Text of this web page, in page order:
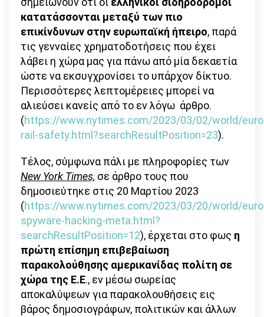
κατατάσσονται μεταξύ των πιο
επικίνδυνων στην ευρωπαϊκή ήπειρο, παρά
τις γενναίες χρηματοδοτήσεις που έχει
λάβει η χώρα μας για πάνω από μία δεκαετία
ώστε να εκσυγχρονίσει το υπάρχον δίκτυο.
Περισσότερες λεπτομέρειες μπορεί να
αλιεύσει κανείς από το εν λόγω άρθρο.
(https://www.nytimes.com/2023/03/02/world/
rail-safety.html?searchResultPosition=23).
Τέλος, σύμφωνα πάλι με πληροφορίες των
New York Times, σε άρθρο τους που
δημοσιεύτηκε στις 20 Μαρτίου 2023
(https://www.nytimes.com/2023/03/20/world/
spyware-hacking-meta.html?
searchResultPosition=12), έρχεται στο φως η
πρώτη επίσημη επιβεβαίωση
παρακολούθησης αμερικανίδας πολίτη σε
χώρα της Ε.Ε., εν μέσω σωρείας
αποκαλύψεων για παρακολουθήσεις εις
βάρος δημοσιογράφων, πολιτικών και άλλων